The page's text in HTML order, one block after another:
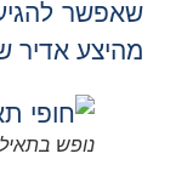
שאפשר להגיע
מהיצע אדיר
נופש